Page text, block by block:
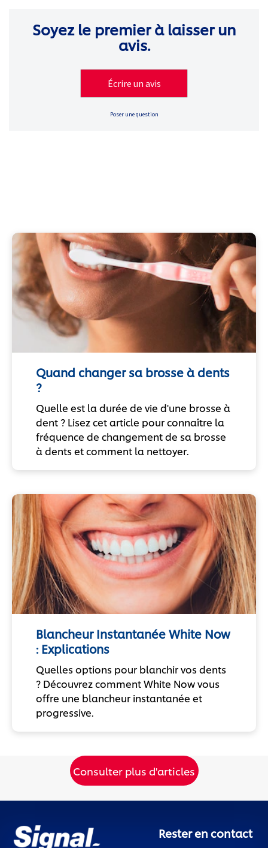
Soyez le premier à laisser un
avis.
Écrire un avis
Poser une question
Quand changer sa brosse à dents
?
Quelle est la durée de vie d'une brosse à
dent ? Lisez cet article pour connaître la
fréquence de changement de sa brosse
à dents et comment la nettoyer.
Blancheur Instantanée White Now
: Explications
Quelles options pour blanchir vos dents
? Découvrez comment White Now vous
offre une blancheur instantanée et
progressive.
Consulter plus d'articles
Rester en contact